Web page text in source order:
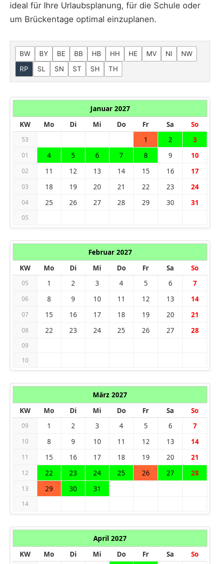
ideal für Ihre Urlaubsplanung, für die Schule oder
um Brückentage optimal einzuplanen.
BW BY BE BB HB HH HE MV NI
NW
RP
SL SN ST SH TH
Januar 2027
KW
Mo Di Mi Do Fr Sa So
53 1 2 3
01 4 5 6 7 8 9 10
02 11 12 13 14 15 16 17
03 18 19 20 21 22 23 24
04 25 26 27 28 29 30 31
05
Februar 2027
KW
Mo Di Mi Do Fr Sa So
05 1 2 3 4 5 6 7
06 8 9 10 11 12 13 14
07 15 16 17 18 19 20 21
08 22 23 24 25 26 27 28
09
10
März 2027
KW
Mo Di Mi Do Fr Sa So
09 1 2 3 4 5 6 7
10 8 9 10 11 12 13 14
11 15 16 17 18 19 20 21
12 22 23 24 25 26 27 28
13 29 30 31
14
April 2027
KW
Mo Di Mi Do Fr Sa So